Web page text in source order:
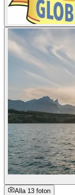
Alla 13 foton